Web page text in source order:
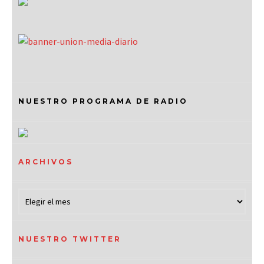
NUESTRO PROGRAMA DE RADIO
ARCHIVOS
NUESTRO TWITTER